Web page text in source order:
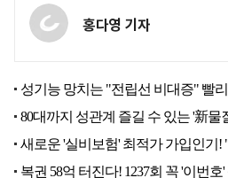
홍다영 기자